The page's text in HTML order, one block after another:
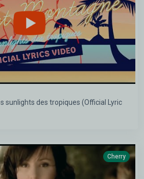
sunlights des tropiques (Official Lyric
Cherry